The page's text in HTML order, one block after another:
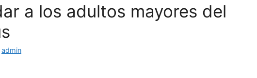
a los adultos mayores del
admin